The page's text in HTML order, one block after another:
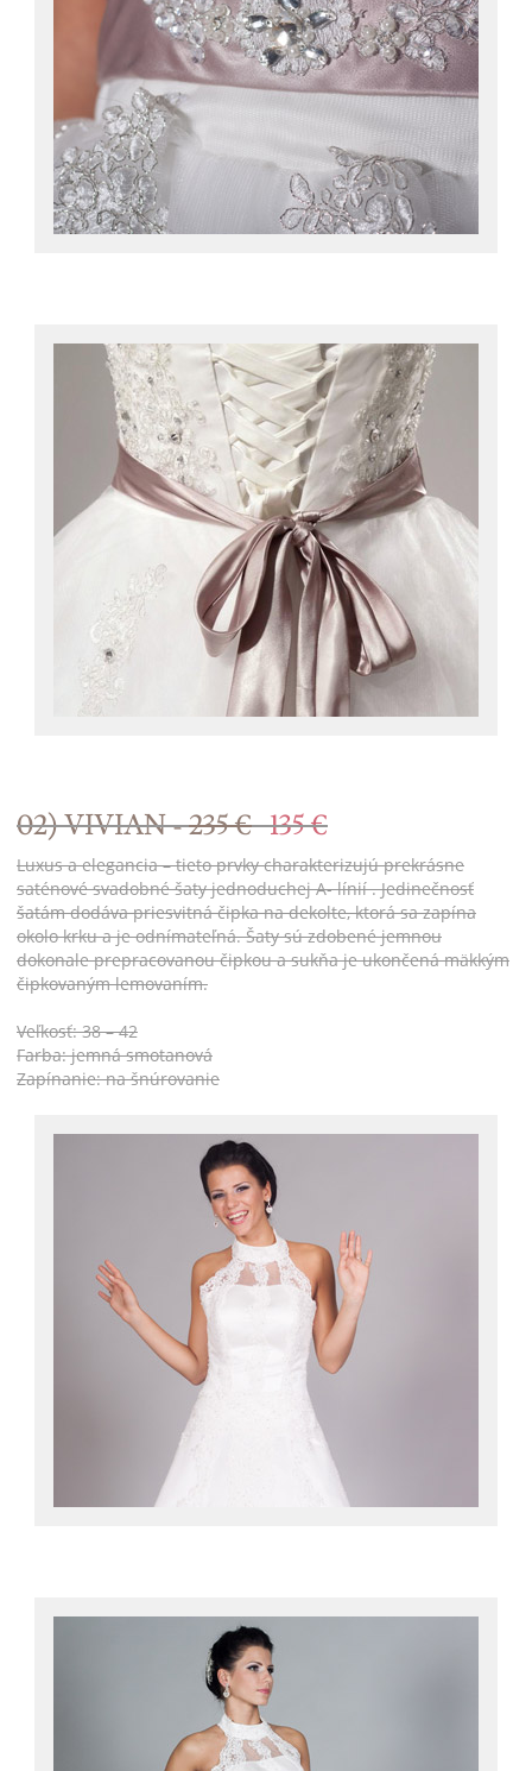
02) VIVIAN -235 € 135 €
Luxus a elegancia – tieto prvky charakterizujú prekrásne
saténové svadobné šaty jednoduchej A- línií . Jedinečnosť
šatám dodáva priesvitná čipka na dekolte, ktorá sa zapína
okolo krku a je odnímateľná. Šaty sú zdobené jemnou
dokonale prepracovanou čipkou a sukňa je ukončená mäkkým
čipkovaným lemovaním.
Veľkosť: 38 – 42
Farba: jemná smotanová
Zapínanie: na šnúrovanie